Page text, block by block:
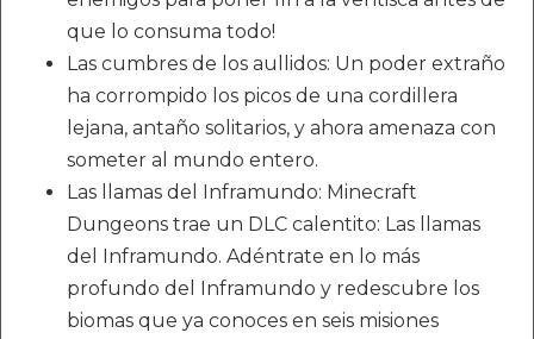
que lo consuma todo!
Las cumbres de los aullidos: Un poder extraño
ha corrompido los picos de una cordillera
lejana, antaño solitarios, y ahora amenaza con
someter al mundo entero.
Las llamas del Inframundo: Minecraft
Dungeons trae un DLC calentito: Las llamas
del Inframundo. Adéntrate en lo más
profundo del Inframundo y redescubre los
biomas que ya conoces en seis misiones